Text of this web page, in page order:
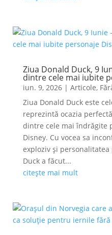
Ziua Donald Duck, 9
dintre cele mai iubite
iun. 9, 2026| Articole,
Ziua Donald Duck este
reprezintă ocazia
dintre cele mai îndrăgite
Disney. Cu vocea sa
exploziv și
Duck a făcut...
citește mai mult